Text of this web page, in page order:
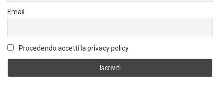
Email
Procedendo accetti la privacy policy